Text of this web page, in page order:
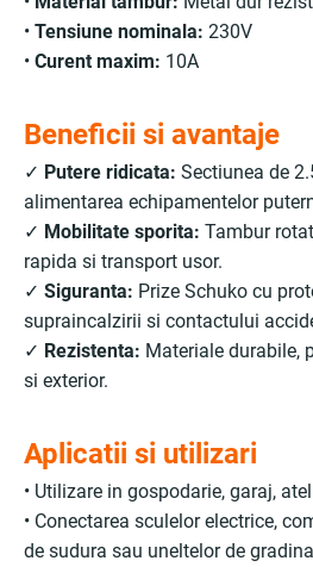
• Tensiune nominala: 230V
• Curent maxim: 10A
Beneficii si avantaje
✓ Putere ridicata: Sectiunea de
alimentarea echipamentelor
✓ Mobilitate sporita: Tambur
rapida si transport usor.
✓ Siguranta: Prize Schuko cu
supraincalzirii si contactului
✓ Rezistenta: Materiale durabile,
si exterior.
Aplicatii si utilizari
• Utilizare in gospodarie, garaj,
• Conectarea sculelor electrice,
de sudura sau uneltelor de